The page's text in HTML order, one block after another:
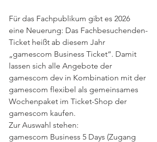
Für das Fachpublikum gibt es 2026
eine Neuerung: Das Fachbesuchenden-
Ticket heißt ab diesem Jahr
„gamescom Business Ticket“. Damit
lassen sich alle Angebote der
gamescom dev in Kombination mit der
gamescom flexibel als gemeinsames
Wochenpaket im Ticket-Shop der
gamescom kaufen.
Zur Auswahl stehen:
gamescom Business 5 Days (Zugang